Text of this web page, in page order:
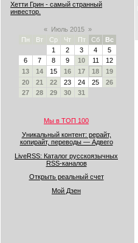
Хетти Грин - самый странный
инвестор.
« Июль 2015 »
Пн
Вт Ср Чт Пт Сб
Вс
1
2 3 4
5
6
7 8 9 10 11
12
13
14 15 16 17 18
19
20
21 22 23 24 25
26
27
28 29 30 31
Мы в ТОП 100
Уникальный контент: рерайт,
копирайт, переводы — Адвего
LiveRSS: Каталог русскоязычных
RSS-каналов
Открыть реальный счет
Мой Дзен